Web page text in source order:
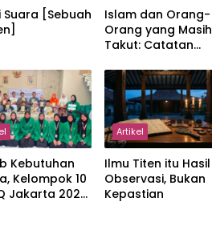
Suara [Sebuah
Islam dan Orang-
Orang yang Masih
Takut: Catatan
Kemajemukan, dan
Negara dalam
Pemikiran Masykuri
Abdillah
Kebutuhan
Kelompok 10
Jakarta 2026
Artikel
Ilmu Titen itu Hasil
Observasi, Bukan
Kepastian